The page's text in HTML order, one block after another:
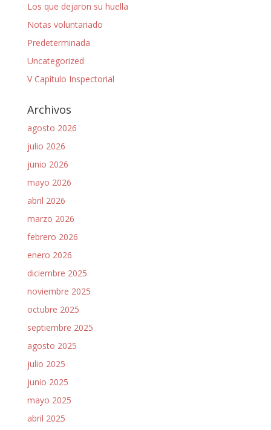
Los que dejaron su huella
Notas voluntariado
Predeterminada
Uncategorized
V Capítulo Inspectorial
Archivos
agosto 2026
julio 2026
junio 2026
mayo 2026
abril 2026
marzo 2026
febrero 2026
enero 2026
diciembre 2025
noviembre 2025
octubre 2025
septiembre 2025
agosto 2025
julio 2025
junio 2025
mayo 2025
abril 2025